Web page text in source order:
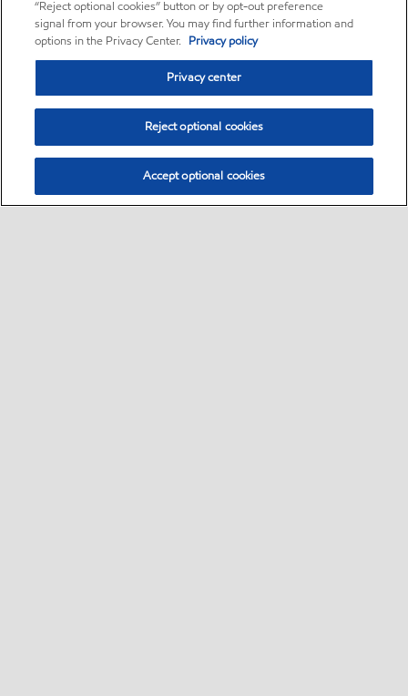
“Reject optional cookies” button or by opt-out preference
signal from your browser. You may find further information and
options in the Privacy Center. Privacy policy
Privacy center
Reject optional cookies
Accept optional cookies